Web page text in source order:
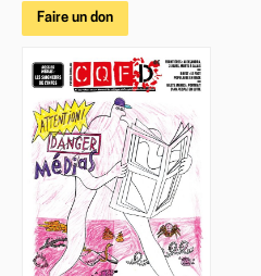
Faire un don